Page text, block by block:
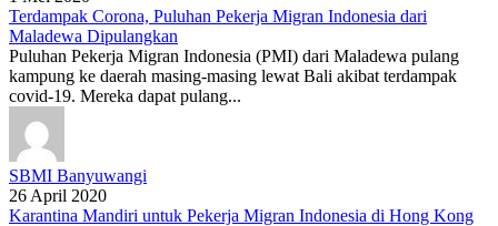
Terdampak Corona, Puluhan Pekerja Migran Indonesia dari
Maladewa Dipulangkan
Puluhan Pekerja Migran Indonesia (PMI) dari Maladewa pulang
kampung ke daerah masing-masing lewat Bali akibat terdampak
covid-19. Mereka dapat pulang...
SBMI Banyuwangi
26 April 2020
Karantina Mandiri untuk Pekerja Migran Indonesia di Hong Kong